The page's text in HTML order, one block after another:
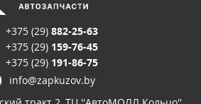
+375 (29) 882-25-63
+375 (29) 159-76-45
+375 (29) 191-86-75
info@zapkuzov.by